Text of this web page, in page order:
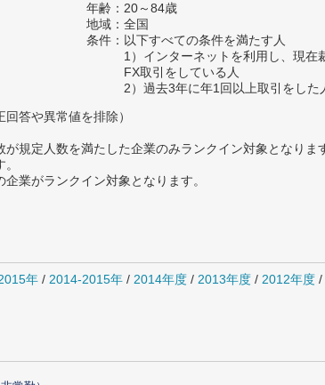
年齢：20～84歳
地域：全国
条件：以下すべての条件を満たす人
1）インターネットを利用し、現在
FX取引をしている人
2）過去3年に年1回以上取引をした
答や異常値を排除）
規定人数を満たした企業のみランクイン対象となりま
業がランクイン対象となります。
年 / 2014-2015年 / 2014年度 / 2013年度 / 2012年度 /